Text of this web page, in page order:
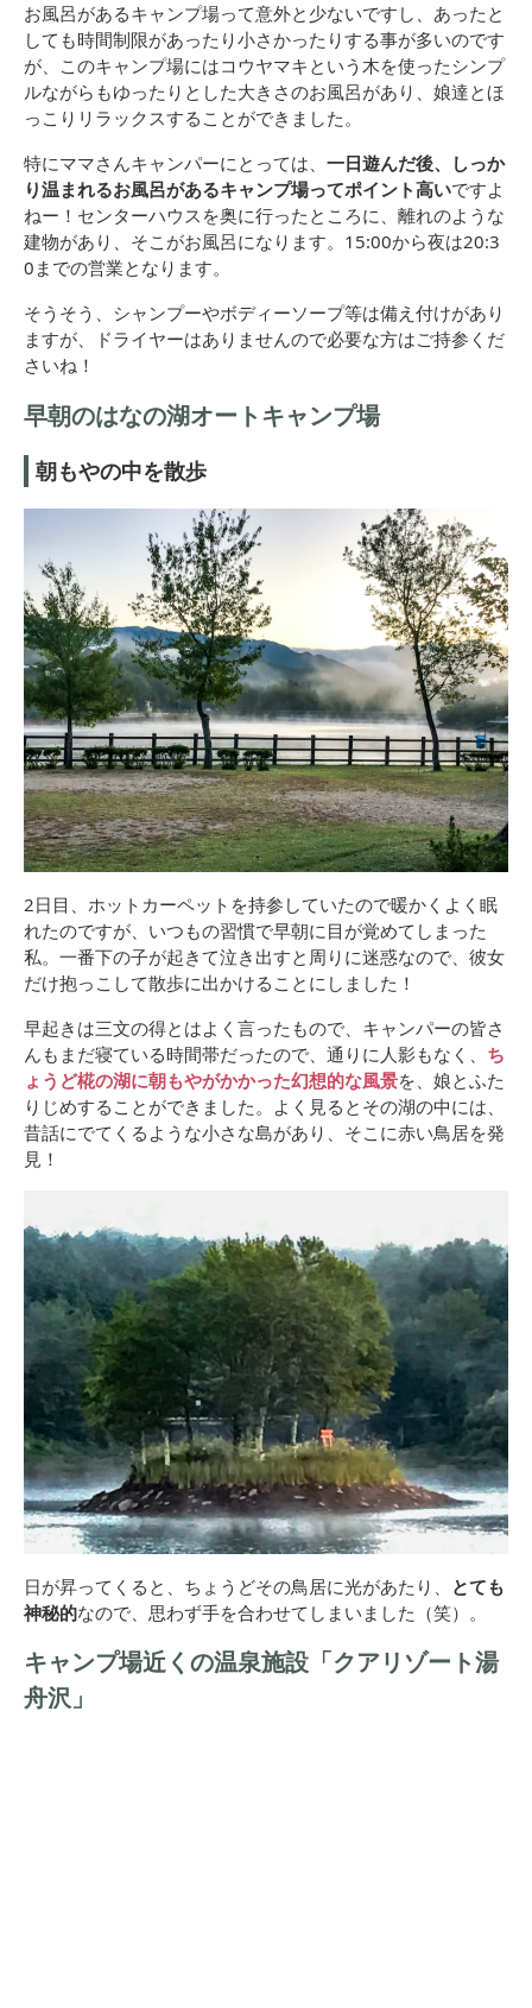
お風呂があるキャンプ場って意外と少ないですし、あったと
しても時間制限があったり小さかったりする事が多いのです
が、このキャンプ場にはコウヤマキという木を使ったシンプ
ルながらもゆったりとした大きさのお風呂があり、娘達とほ
っこりリラックスすることができました。
特にママさんキャンパーにとっては、 一日遊んだ後、しっか
り温まれるお風呂があるキャンプ場ってポイント高いですよ
ねー！センターハウスを奥に行ったところに、離れのような
建物があり、そこがお風呂になります。15:00から夜は20:3
0までの営業となります。
そうそう、シャンプーやボディーソープ等は備え付けがあり
ますが、ドライヤーはありませんので必要な方はご持参くだ
さいね！
早朝のはなの湖オートキャンプ場
朝もやの中を散歩
2日目、ホットカーペットを持参していたので暖かくよく眠
れたのですが、いつもの習慣で早朝に目が覚めてしまった
私。一番下の子が起きて泣き出すと周りに迷惑なので、彼女
だけ抱っこして散歩に出かけることにしました！
早起きは三文の得とはよく言ったもので、キャンパーの皆さ
んもまだ寝ている時間帯だったので、通りに人影もなく、 ち
ょうど椛の湖に朝もやがかかった幻想的な風景を、娘とふた
りじめすることができました。よく見るとその湖の中には、
昔話にでてくるような小さな島があり、そこに赤い鳥居を発
見！
日が昇ってくると、ちょうどその鳥居に光があたり、 とても
神秘的なので、思わず手を合わせてしまいました（笑）。
キャンプ場近くの温泉施設「クアリゾート湯
舟沢」